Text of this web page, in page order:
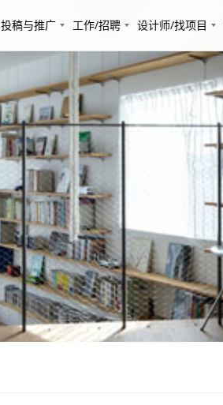
投稿与推广 工作/招聘 设计师/找项目